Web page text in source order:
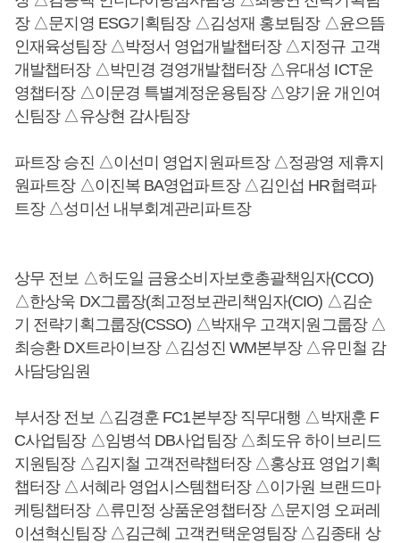
장 △문지영 ESG기획팀장 △김성재 홍보팀장 △윤으뜸
인재육성팀장 △박정서 영업개발챕터장 △지정규 고객
개발챕터장 △박민경 경영개발챕터장 △유대성 ICT운
영챕터장 △이문경 특별계정운용팀장 △양기윤 개인여
신팀장 △유상현 감사팀장
파트장 승진 △이선미 영업지원파트장 △정광영 제휴지
원파트장 △이진복 BA영업파트장 △김인섭 HR협력파
트장 △성미선 내부회계관리파트장
상무 전보 △허도일 금융소비자보호총괄책임자(CCO)
△한상욱 DX그룹장(최고정보관리책임자(CIO) △김순
기 전략기획그룹장(CSSO) △박재우 고객지원그룹장 △
최승환 DX트라이브장 △김성진 WM본부장 △유민철 감
사담당임원
부서장 전보 △김경훈 FC1본부장 직무대행 △박재훈 F
C사업팀장 △임병석 DB사업팀장 △최도유 하이브리드
지원팀장 △김지철 고객전략챕터장 △홍상표 영업기획
챕터장 △서혜라 영업시스템챕터장 △이가원 브랜드마
케팅챕터장 △류민정 상품운영챕터장 △문지영 오퍼레
이션혁신팀장 △김근혜 고객컨택운영팀장 △김종태 상